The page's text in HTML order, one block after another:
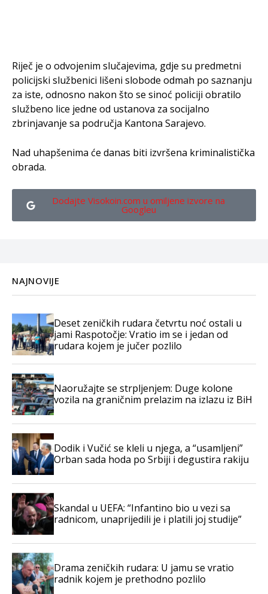
Riječ je o odvojenim slučajevima, gdje su predmetni
policijski službenici lišeni slobode odmah po saznanju
za iste, odnosno nakon što se sinoć policiji obratilo
službeno lice jedne od ustanova za socijalno
zbrinjavanje sa područja Kantona Sarajevo.
Nad uhapšenima će danas biti izvršena kriminalistička
obrada.
Dodajte Visokoin.com u omiljene izvore na
Googleu
NAJNOVIJE
Deset zeničkih rudara četvrtu noć ostali u
jami Raspotočje: Vratio im se i jedan od
rudara kojem je jučer pozlilo
Naoružajte se strpljenjem: Duge kolone
vozila na graničnim prelazim na izlazu iz BiH
Dodik i Vučić se kleli u njega, a “usamljeni”
Orban sada hoda po Srbiji i degustira rakiju
Skandal u UEFA: “Infantino bio u vezi sa
radnicom, unaprijedili je i platili joj studije”
Drama zeničkih rudara: U jamu se vratio
radnik kojem je prethodno pozlilo